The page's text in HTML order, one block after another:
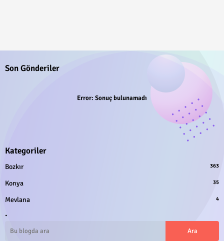
Son Gönderiler
Error: Sonuç bulunamadı
Kategoriler
Bozkır 363
Konya 35
Mevlana 4
.